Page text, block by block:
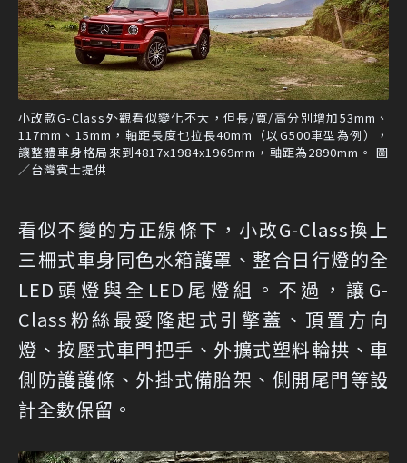
小改款G-Class外觀看似變化不大，但長/寬/高分別增加53mm、
117mm、15mm，軸距長度也拉長40mm（以G500車型為例），
讓整體車身格局來到4817x1984x1969mm，軸距為2890mm。 圖
／台灣賓士提供
看似不變的方正線條下，小改G-Class換上
三柵式車身同色水箱護罩、整合日行燈的全
LED頭燈與全LED尾燈組。不過，讓G-
Class粉絲最愛隆起式引擎蓋、頂置方向
燈、按壓式車門把手、外擴式塑料輪拱、車
側防護護條、外掛式備胎架、側開尾門等設
計全數保留。